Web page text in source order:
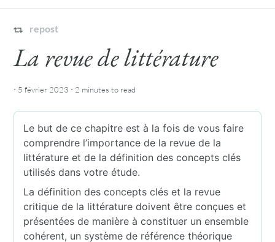
repost
La revue de littérature
· 5 février 2023 · 2 minutes to read